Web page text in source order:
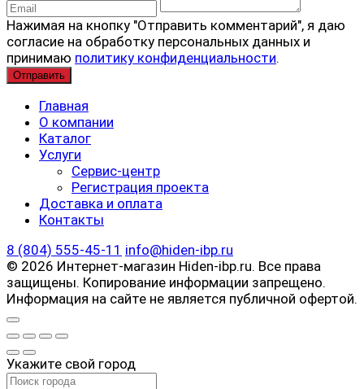
Нажимая на кнопку "Отправить комментарий", я даю
согласие на обработку персональных данных и
принимаю политику конфиденциальности.
Главная
О компании
Каталог
Услуги
Сервис-центр
Регистрация проекта
Доставка и оплата
Контакты
8 (804) 555-45-11 info@hiden-ibp.ru
© 2026 Интернет-магазин Hiden-ibp.ru. Все права
защищены. Копирование информации запрещено.
Информация на сайте не является публичной офертой.
Укажите свой город